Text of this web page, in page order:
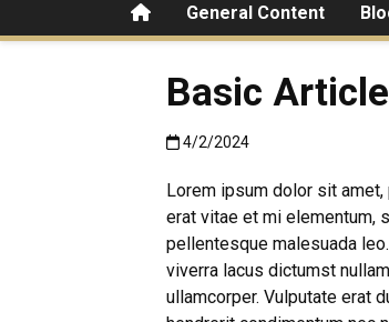
HomeGeneral Content
Basic
Published:4/2/2024
4/2/2024
Lorem ipsum dolor sit
erat vitae et mi elementum,
pellentesque malesuada
viverra lacus dictumst
ullamcorper. Vulputate erat